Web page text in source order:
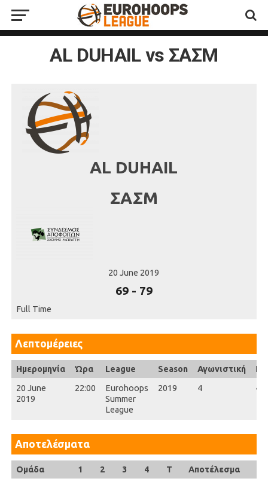
AL DUHAIL vs ΣΑΣΜ
AL DUHAIL
ΣΑΣΜ
20 June 2019
69- 79
Full Time
Λεπτομέρειες
Ημερομηνία Ώρα League Season Αγωνιστική
20 June
2019
22:00
Eurohoops
Summer
League
2019 4 40'
Αποτελέσματα
Ομάδα 1 2 3 4 T
Αποτέλεσμα